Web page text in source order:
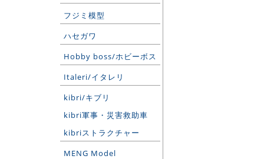
フジミ模型
ハセガワ
Hobby boss/ホビーボス
Italeri/イタレリ
kibri/キブリ
kibri軍事・災害救助車
kibriストラクチャー
MENG Model